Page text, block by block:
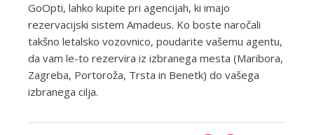
GoOpti, lahko kupite pri agencijah, ki imajo
rezervacijski sistem Amadeus. Ko boste naročali
takšno letalsko vozovnico, poudarite vašemu agentu,
da vam le-to rezervira iz izbranega mesta (Maribora,
Zagreba, Portoroža, Trsta in Benetk) do vašega
izbranega cilja.